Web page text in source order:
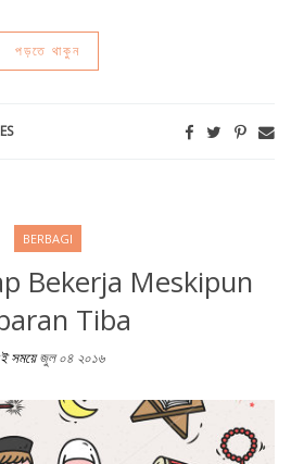
পড়তে থাকুন
BERBAGI
Bekerja Meskipun
Tiba
সময়েজুল ০৪ ২০১৬
Lebaran Tiba